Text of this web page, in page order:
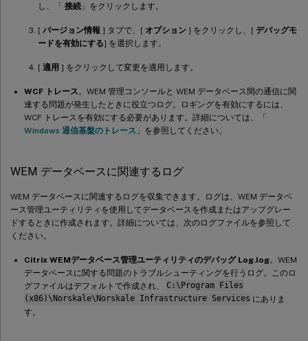
し、「 接続 」をクリックします。
[ バージョン情報 ] タブで、[ オプション ] をクリックし、[ デバッグモ
ードを有効にする] を選択します。
[ 適用 ] をクリックして変更を適用します。
WCF トレース 。WEM 管理コンソールと WEM データベース間の通信に関
連する問題が発生したときに役立つログ。ロギングを有効にするには、
WCF トレースを有効にする必要があります。詳細については、「
Windows 通信基盤のトレース 」を参照してください。
WEM データベースに関連するログ
WEM データベースに関連するログを収集できます。ログは、WEM データベ
ース管理ユーティリティを使用してデータベースを作成またはアップグレー
ドするときに作成されます。詳細については、次のログファイルを参照して
ください。
Citrix WEMデータベース管理ユーティリティのデバッグ Log.log。WEM
データベースに関する問題のトラブルシューティングを行うログ。このロ
グファイルはデフォルトで作成され、
C:\Program Files
(x86)\Norskale\Norskale Infrastructure Services にありま
す。